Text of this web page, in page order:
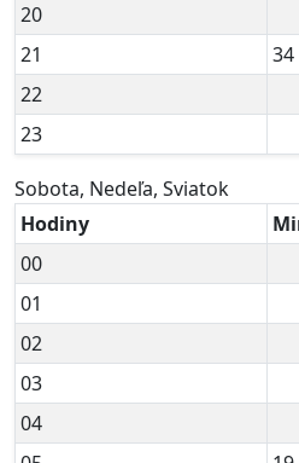
20
21
34
22
23
Sobota, Nedeľa, Sviatok
Hodiny
00
01
02
03
04